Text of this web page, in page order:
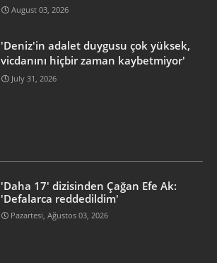
August 03, 2026
'Deniz'in adalet duygusu çok yüksek,
vicdanını hiçbir zaman kaybetmiyor'
July 31, 2026
'Daha 17' dizisinden Çağan Efe Ak:
'Defalarca reddedildim'
Pazartesi, Ağustos 03, 2026